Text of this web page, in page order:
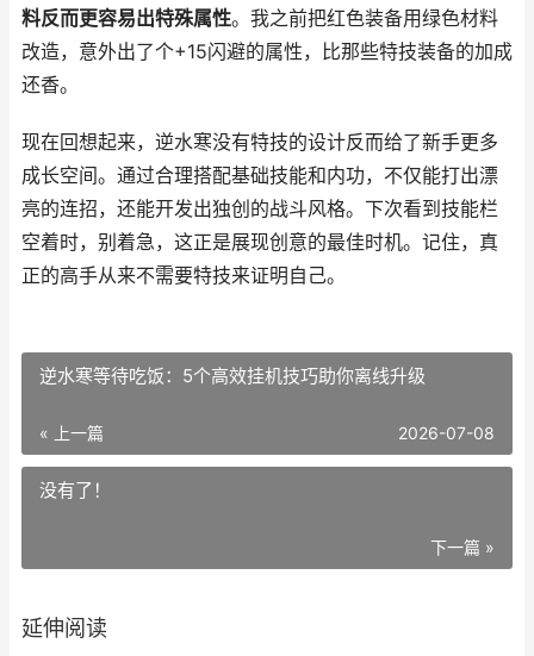
料反而更容易出特殊属性。我之前把红色装备用绿色材料
改造，意外出了个+15闪避的属性，比那些特技装备的加成
还香。
现在回想起来，逆水寒没有特技的设计反而给了新手更多
成长空间。通过合理搭配基础技能和内功，不仅能打出漂
亮的连招，还能开发出独创的战斗风格。下次看到技能栏
空着时，别着急，这正是展现创意的最佳时机。记住，真
正的高手从来不需要特技来证明自己。
逆水寒等待吃饭：5个高效挂机技巧助你离线升级
« 上一篇 2026-07-08
没有了！
下一篇 »
延伸阅读